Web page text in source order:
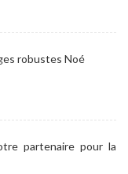
robustes Noé
partenaire pour la